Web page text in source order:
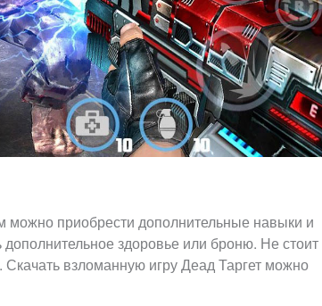
можно приобрести дополнительные навыки и
здоровье или броню. Не стоит
Скачать взломанную игру Деад Таргет можно